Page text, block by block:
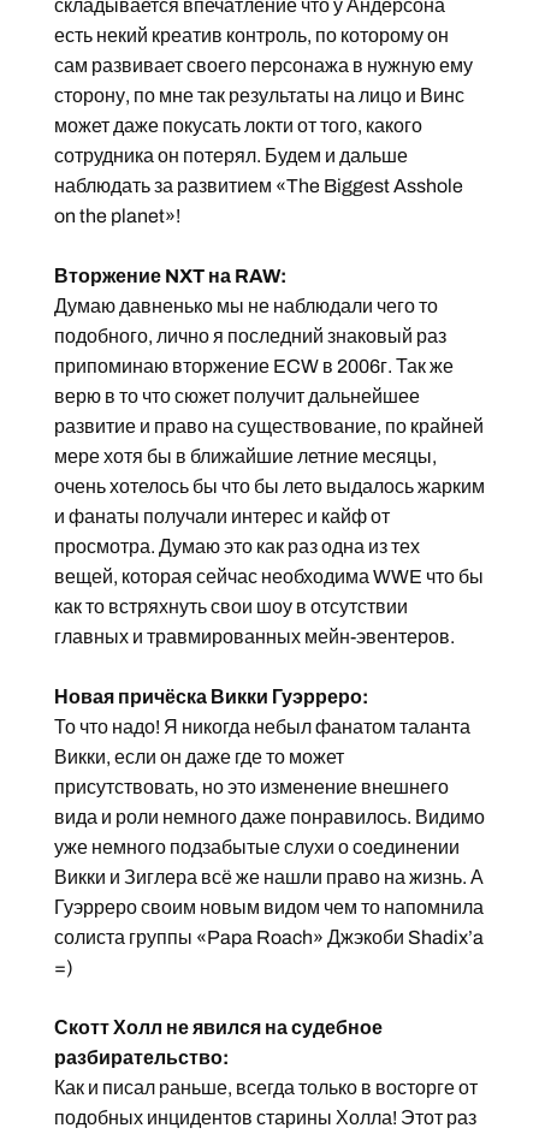
складывается впечатление что у Андерсона
есть некий креатив контроль, по которому он
сам развивает своего персонажа в нужную ему
сторону, по мне так результаты на лицо и Винс
может даже покусать локти от того, какого
сотрудника он потерял. Будем и дальше
наблюдать за развитием «The Biggest Asshole
on the planet»!
Вторжение NXT на RAW:
Думаю давненько мы не наблюдали чего то
подобного, лично я последний знаковый раз
припоминаю вторжение ECW в 2006г. Так же
верю в то что сюжет получит дальнейшее
развитие и право на существование, по крайней
мере хотя бы в ближайшие летние месяцы,
очень хотелось бы что бы лето выдалось жарким
и фанаты получали интерес и кайф от
просмотра. Думаю это как раз одна из тех
вещей, которая сейчас необходима WWE что бы
как то встряхнуть свои шоу в отсутствии
главных и травмированных мейн-эвентеров.
Новая причёска Викки Гуэрреро:
То что надо! Я никогда небыл фанатом таланта
Викки, если он даже где то может
присутствовать, но это изменение внешнего
вида и роли немного даже понравилось. Видимо
уже немного подзабытые слухи о соединении
Викки и Зиглера всё же нашли право на жизнь. А
Гуэрреро своим новым видом чем то напомнила
солиста группы «Papa Roach» Джэкоби Shadix’a
=)
Скотт Холл не явился на судебное
разбирательство:
Как и писал раньше, всегда только в восторге от
подобных инцидентов старины Холла! Этот раз